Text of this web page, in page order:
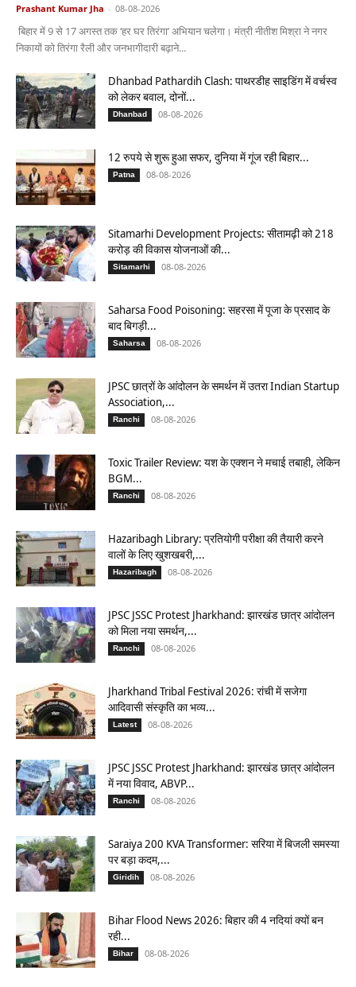
Prashant Kumar Jha - 08-08-2026
बिहार में 9 से 17 अगस्त तक ‘हर घर तिरंगा’ अभियान चलेगा। मंत्री नीतीश मिश्रा ने नगर
निकायों को तिरंगा रैली और जनभागीदारी बढ़ाने...
Dhanbad Pathardih Clash: पाथरडीह साइडिंग में वर्चस्व
को लेकर बवाल, दोनों...
Dhanbad 08-08-2026
12 रुपये से शुरू हुआ सफर, दुनिया में गूंज रही बिहार...
Patna 08-08-2026
Sitamarhi Development Projects: सीतामढ़ी को 218
करोड़ की विकास योजनाओं की...
Sitamarhi 08-08-2026
Saharsa Food Poisoning: सहरसा में पूजा के प्रसाद के
बाद बिगड़ी...
Saharsa 08-08-2026
JPSC छात्रों के आंदोलन के समर्थन में उतरा Indian Startup
Association,...
Ranchi 08-08-2026
Toxic Trailer Review: यश के एक्शन ने मचाई तबाही, लेकिन
BGM...
Ranchi 08-08-2026
Hazaribagh Library: प्रतियोगी परीक्षा की तैयारी करने
वालों के लिए खुशखबरी,...
Hazaribagh 08-08-2026
JPSC JSSC Protest Jharkhand: झारखंड छात्र आंदोलन
को मिला नया समर्थन,...
Ranchi 08-08-2026
Jharkhand Tribal Festival 2026: रांची में सजेगा
आदिवासी संस्कृति का भव्य...
Latest 08-08-2026
JPSC JSSC Protest Jharkhand: झारखंड छात्र आंदोलन
में नया विवाद, ABVP...
Ranchi 08-08-2026
Saraiya 200 KVA Transformer: सरिया में बिजली समस्या
पर बड़ा कदम,...
Giridih 08-08-2026
Bihar Flood News 2026: बिहार की 4 नदियां क्यों बन
रही...
Bihar 08-08-2026